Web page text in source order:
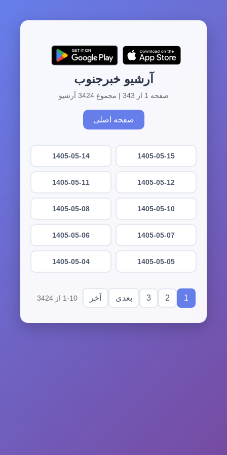
آرشیو خبرجنوب
صفحه 1 از 343 | مجموع 3424 آرشیو
صفحه اصلی
1405-05-15
1405-05-14
1405-05-12
1405-05-11
1405-05-10
1405-05-08
1405-05-07
1405-05-06
1405-05-05
1405-05-04
1
2
3 بعدی آخر 1-10 از 3424